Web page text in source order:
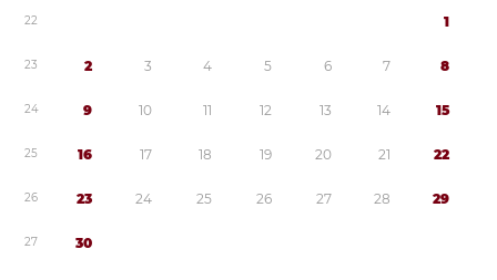
22 1
23 2 3 4 5 6 7 8
24 9 10 11 12 13 14 15
25 16 17 18 19 20 21 22
26 23 24 25 26 27 28 29
27 30